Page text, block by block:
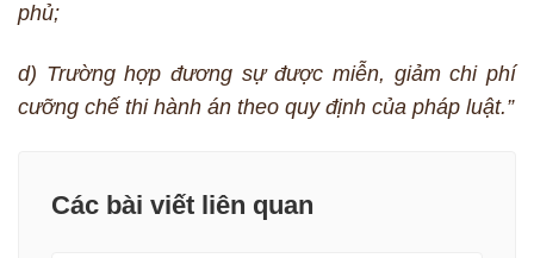
phủ;
d) Trường hợp đương sự được miễn, giảm chi phí
cưỡng chế thi hành án theo quy định của pháp luật.”
Các bài viết liên quan